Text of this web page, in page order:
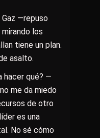
—repuso
los
tiene un plan.
asalto.
hacer qué? —
me da miedo
de otro
es una
No sé cómo